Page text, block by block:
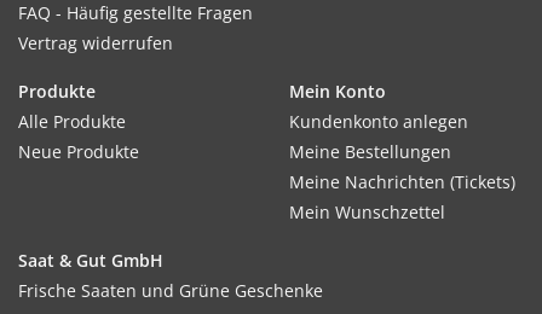
FAQ - Häufig gestellte Fragen
Vertrag widerrufen
Produkte
Alle Produkte
Neue Produkte
Mein Konto
Kundenkonto anlegen
Meine Bestellungen
Meine Nachrichten (Tickets)
Mein Wunschzettel
Saat & Gut GmbH
Frische Saaten und Grüne Geschenke